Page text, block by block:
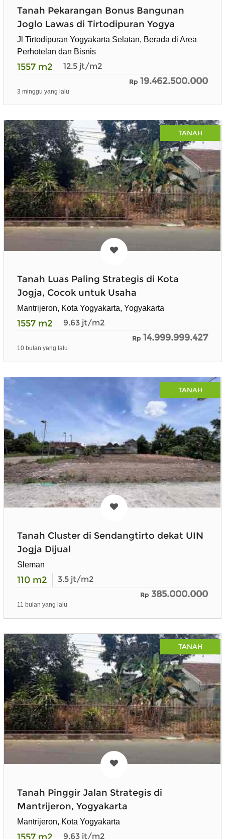
Tanah Pekarangan Bonus Bangunan
Joglo Lawas di Tirtodipuran Yogya
Jl Tirtodipuran Yogyakarta Selatan, Berada di Area
Perhotelan dan Bisnis
1557 m2 12.5 jt/m2
Rp 19.462.500.000
3 minggu yang lalu
TANAH
Tanah Luas Paling Strategis di Kota
Jogja, Cocok untuk Usaha
Mantrijeron, Kota Yogyakarta, Yogyakarta
1557 m2 9.63 jt/m2
Rp 14.999.999.427
10 bulan yang lalu
TANAH
Tanah Cluster di Sendangtirto dekat UIN
Jogja Dijual
Sleman
110 m2 3.5 jt/m2
Rp 385.000.000
11 bulan yang lalu
TANAH
Tanah Pinggir Jalan Strategis di
Mantrijeron, Yogyakarta
Mantrijeron, Kota Yogyakarta
1557 m2 9.63 jt/m2